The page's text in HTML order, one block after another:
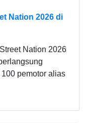
Nation 2026 di
Nation 2026
pemotor alias